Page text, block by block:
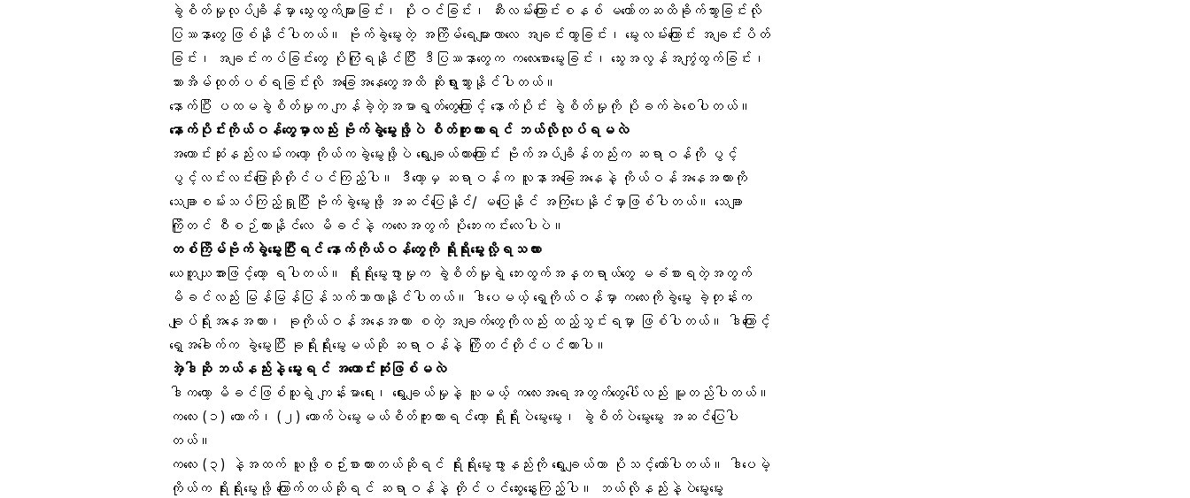
ခွဲစိတ်မှုလုပ်ချိန်မှာ သွေးထွက်များခြင်း၊ ပိုးဝင်ခြင်း၊ ဆီးလမ်းကြောင်းစနစ် မတော်တဆထိခိုက်သွားခြင်းလို
ပြဿနာတွေ ဖြစ်နိုင်ပါတယ်။ ဗိုက်ခွဲမွေးတဲ့ အကြိမ်ရေများလာလေ အချင်းကွာခြင်း၊ မွေးလမ်းကြောင်း အချင်းပိတ်
ခြင်း၊ အချင်းကပ်ခြင်းတွေ ပိုကြုံရနိုင်ပြီး ဒီပြဿနာတွေက ကလေးစောမွေးခြင်း၊ သွေးအလွန်အကျွံထွက်ခြင်း၊
သားအိမ်ထုတ်ပစ်ရခြင်းလို အခြေအနေတွေအထိ ဆိုးရွားသွားနိုင်ပါတယ်။
နောက်ပြီး ပထမခွဲစိတ်မှုက ကျန်ခဲ့တဲ့အမာရွတ်တွေကြောင့် နောက်ပိုင်း ခွဲစိတ်မှုကို ပိုခက်ခဲစေပါတယ်။
နောက်ပိုင်းကိုယ်ဝန်တွေမှာလည်း ဗိုက်ခွဲမွေးဖို့ပဲ စိတ်ကူးထားရင် ဘယ်လိုလုပ်ရမလဲ
အကောင်းဆုံးနည်းလမ်းကတော့ ကိုယ်ကခွဲမွေးဖို့ပဲ ရွေးချယ်ထားကြောင်း ဗိုက်အပ်ချိန်တည်းက ဆရာဝန်ကို ပွင့်
ပွင့်လင်းလင်းပြောဆိုတိုင်ပင်ကြည့်ပါ။ ဒီတော့မှ ဆရာဝန်က လူနာအခြေအနေနဲ့ ကိုယ်ဝန်အနေအထားကို
သေချာစမ်းသပ်ကြည့်ရှုပြီး ဗိုက်ခွဲမွေးဖို့ အဆင်ပြေနိုင်/ မပြေနိုင် အကြံပေးနိုင်မှာဖြစ်ပါတယ်။ သေချာ
ကြိုတင် စီစဉ်ထားနိုင်လေ မိခင်နဲ့ ကလေးအတွက် ပိုဘေးကင်းလေပါပဲ။
တစ်ကြိမ်ဗိုက်ခွဲမွေးပြီးရင် နောက်ကိုယ်ဝန်တွေကို ရိုးရိုးမွေးလို့ရသလား
ယေဘူယျအားဖြင့်တော့ ရပါတယ်။ ရိုးရိုးမွေးဖွားမှုက ခွဲစိတ်မှုရဲ့ ဘေးထွက်အန္တရာယ်တွေ မခံစားရတဲ့အတွက်
မိခင်လည်း မြန်မြန်ပြန်သက်သာလာနိုင်ပါတယ်။ ဒါပေမယ့် ရှေ့ကိုယ်ဝန်မှာ ကလေးကိုခွဲမွေး ခဲ့တုန်းက
ချုပ်ရိုးအနေအထား၊ ခုကိုယ်ဝန်အနေအထား စတဲ့ အချက်တွေကိုလည်း ထည့်သွင်းရမှာ ဖြစ်ပါတယ်။ ဒါကြောင့်
ရှေ့အခေါက်က ခွဲမွေးပြီး ခုရိုးရိုးမွေးမယ်ဆို ဆရာဝန်နဲ့ ကြိုတင်တိုင်ပင်ထားပါ။
အဲ့ဒါဆို ဘယ်နည်းနဲ့ မွေးရင် အကောင်းဆုံးဖြစ်မလဲ
ဒါကတော့ မိခင်ဖြစ်သူရဲ့ ကျန်းမာရေး၊ ရွေးချယ်မှုနဲ့ ယူမယ့် ကလေးအရေအတွက်တွေပေါ်လည်း မူတည်ပါတယ်။
ကလေး (၁) ယောက်၊ (၂) ယောက်ပဲမွေးမယ်စိတ်ကူးထားရင်တော့ ရိုးရိုးပဲမွေးမွေး၊ ခွဲစိတ်ပဲမွေးမွေး အဆင်ပြေပါ
တယ်။
ကလေး (၃) နဲ့အထက် ယူဖို့စဉ်းစားထားတယ်ဆိုရင် ရိုးရိုးမွေးဖွားနည်းကို ရွေးချယ်တာ ပိုသင့်တော်ပါတယ်။ ဒါပေမဲ့
ကိုယ်က ရိုးရိုးမွေးဖို့ ကြောက်တယ်ဆိုရင် ဆရာဝန်နဲ့ တိုင်ပင်ဆွေးနွေးကြည့်ပါ။ ဘယ်လိုနည်းနဲ့ပဲမွေးမွေး